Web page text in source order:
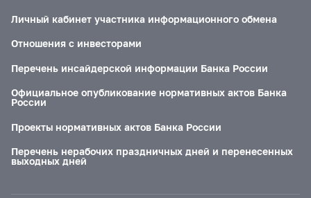
Личный кабинет участника информационного обмена
Отношения с инвесторами
Перечень инсайдерской информации Банка России
Официальное опубликование нормативных актов Банка
России
Проекты нормативных актов Банка России
Перечень нерабочих праздничных дней и перенесенных
выходных дней